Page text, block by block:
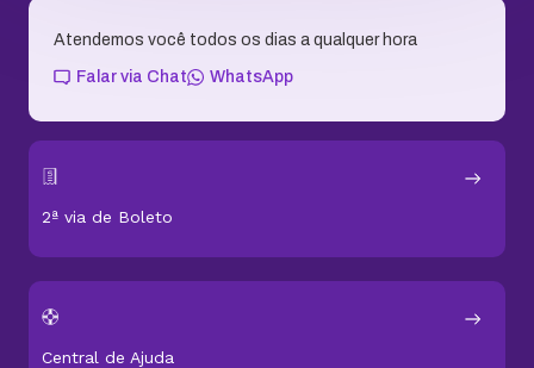
Atendemos você todos os dias a qualquer hora
Falar via Chat WhatsApp
2ª via de Boleto
Central de Ajuda